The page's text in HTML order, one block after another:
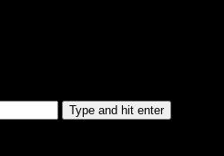
Type and hit enter